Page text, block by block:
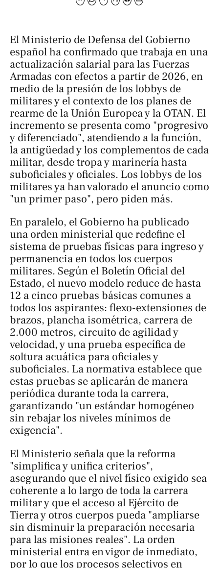
El Ministerio de Defensa del Gobierno
español ha confirmado que trabaja en una
actualización salarial para las Fuerzas
Armadas con efectos a partir de 2026, en
medio de la presión de los lobbys de
militares y el contexto de los planes de
rearme de la Unión Europea y la OTAN. El
incremento se presenta como "progresivo
y diferenciado", atendiendo a la función,
la antigüedad y los complementos de cada
militar, desde tropa y marinería hasta
suboficiales y oficiales. Los lobbys de los
militares ya han valorado el anuncio como
"un primer paso", pero piden más.
En paralelo, el Gobierno ha publicado
una orden ministerial que redefine el
sistema de pruebas físicas para ingreso y
permanencia en todos los cuerpos
militares. Según el Boletín Oficial del
Estado, el nuevo modelo reduce de hasta
12 a cinco pruebas básicas comunes a
todos los aspirantes: flexo-extensiones de
brazos, plancha isométrica, carrera de
2.000 metros, circuito de agilidad y
velocidad, y una prueba específica de
soltura acuática para oficiales y
suboficiales. La normativa establece que
estas pruebas se aplicarán de manera
periódica durante toda la carrera,
garantizando "un estándar homogéneo
sin rebajar los niveles mínimos de
exigencia".
El Ministerio señala que la reforma
"simplifica y unifica criterios",
asegurando que el nivel físico exigido sea
coherente a lo largo de toda la carrera
militar y que el acceso al Ejército de
Tierra y otros cuerpos pueda "ampliarse
sin disminuir la preparación necesaria
para las misiones reales". La orden
ministerial entra en vigor de inmediato,
por lo que los procesos selectivos en